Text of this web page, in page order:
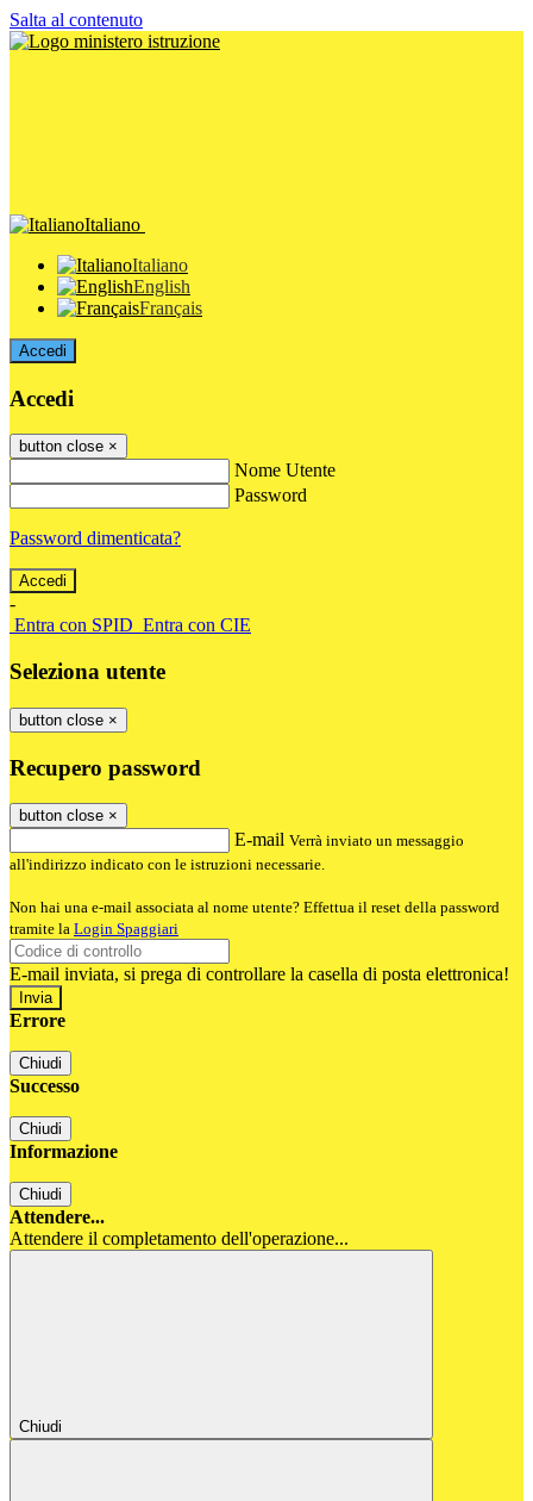
Salta al contenuto
Italiano
Italiano
English
Français
Accedi
Accedi
button close ×
Nome Utente
Password
Password dimenticata?
-
Entra con SPID Entra con CIE
Seleziona utente
button close ×
Recupero password
button close ×
E-mail Verrà inviato un messaggio
all'indirizzo indicato con le istruzioni necessarie.
Non hai una e-mail associata al nome utente? Effettua il reset della password
tramite la Login Spaggiari
E-mail inviata, si prega di controllare la casella di posta elettronica!
Errore
Chiudi
Successo
Chiudi
Informazione
Chiudi
Attendere...
Attendere il completamento dell'operazione...
Chiudi